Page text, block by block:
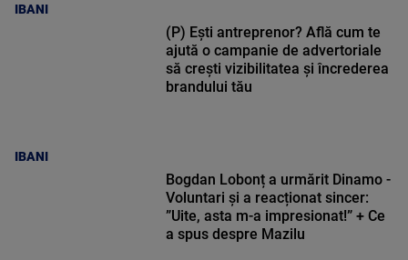
IBANI
IBANI
(P) Ești antreprenor? Află cum te
ajută o campanie de advertoriale
să crești vizibilitatea și încrederea
brandului tău
Bogdan Lobonț a urmărit Dinamo -
Voluntari și a reacționat sincer:
”Uite, asta m-a impresionat!” + Ce
a spus despre Mazilu